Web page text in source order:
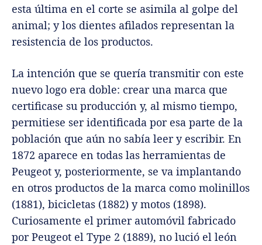
esta última en el corte se asimila al golpe del
animal; y los dientes afilados representan la
resistencia de los productos.
La intención que se quería transmitir con este
nuevo logo era doble: crear una marca que
certificase su producción y, al mismo tiempo,
permitiese ser identificada por esa parte de la
población que aún no sabía leer y escribir. En
1872 aparece en todas las herramientas de
Peugeot y, posteriormente, se va implantando
en otros productos de la marca como molinillos
(1881), bicicletas (1882) y motos (1898).
Curiosamente el primer automóvil fabricado
por Peugeot el Type 2 (1889), no lució el león